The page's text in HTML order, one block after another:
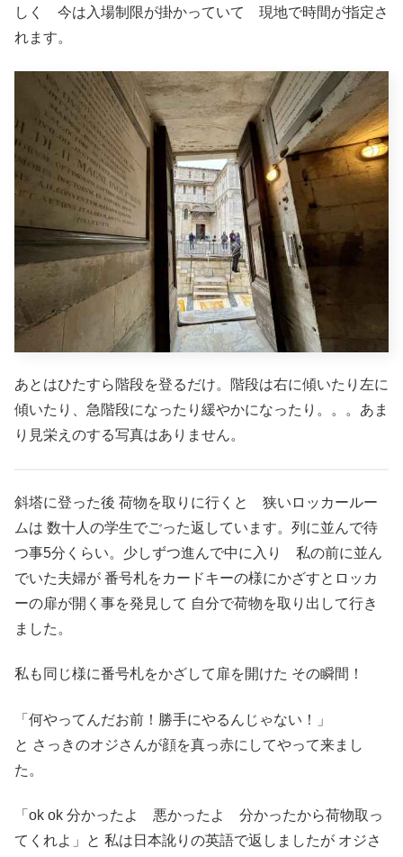
しく 今は入場制限が掛かっていて 現地で時間が指定さ
れます。
あとはひたすら階段を登るだけ。階段は右に傾いたり左に
傾いたり、急階段になったり緩やかになったり。。。あま
り見栄えのする写真はありません。
斜塔に登った後 荷物を取りに行くと 狭いロッカールー
ムは 数十人の学生でごった返しています。列に並んで待
つ事5分くらい。少しずつ進んで中に入り 私の前に並ん
でいた夫婦が 番号札をカードキーの様にかざすとロッカ
ーの扉が開く事を発見して 自分で荷物を取り出して行き
ました。
私も同じ様に番号札をかざして扉を開けた その瞬間！
「何やってんだお前！勝手にやるんじゃない！」
と さっきのオジさんが顔を真っ赤にしてやって来まし
た。
「ok ok 分かったよ 悪かったよ 分かったから荷物取っ
てくれよ」と 私は日本訛りの英語で返しましたが オジさ